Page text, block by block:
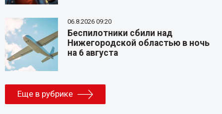
06.8.2026 09:20
Беспилотники сбили над
Нижегородской областью в ночь
на 6 августа
Еще в рубрике